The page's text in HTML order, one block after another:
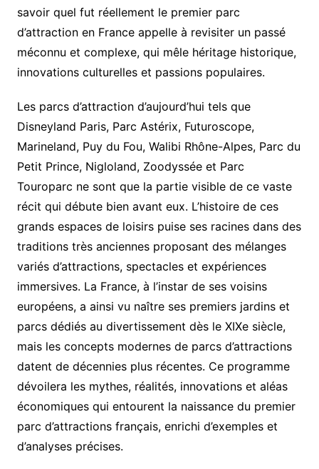
savoir quel fut réellement le premier parc
d’attraction en France appelle à revisiter un passé
méconnu et complexe, qui mêle héritage historique,
innovations culturelles et passions populaires.
Les parcs d’attraction d’aujourd’hui tels que
Disneyland Paris, Parc Astérix, Futuroscope,
Marineland, Puy du Fou, Walibi Rhône-Alpes, Parc du
Petit Prince, Nigloland, Zoodyssée et Parc
Touroparc ne sont que la partie visible de ce vaste
récit qui débute bien avant eux. L’histoire de ces
grands espaces de loisirs puise ses racines dans des
traditions très anciennes proposant des mélanges
variés d’attractions, spectacles et expériences
immersives. La France, à l’instar de ses voisins
européens, a ainsi vu naître ses premiers jardins et
parcs dédiés au divertissement dès le XIXe siècle,
mais les concepts modernes de parcs d’attractions
datent de décennies plus récentes. Ce programme
dévoilera les mythes, réalités, innovations et aléas
économiques qui entourent la naissance du premier
parc d’attractions français, enrichi d’exemples et
d’analyses précises.